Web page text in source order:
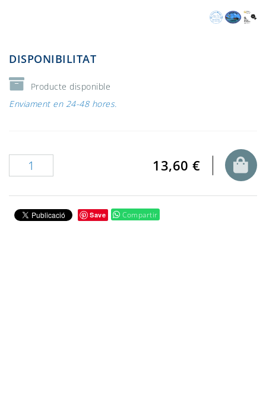
DISPONIBILITAT
Producte disponible
Enviament en 24-48 hores.
13,60 €
Save Compartir